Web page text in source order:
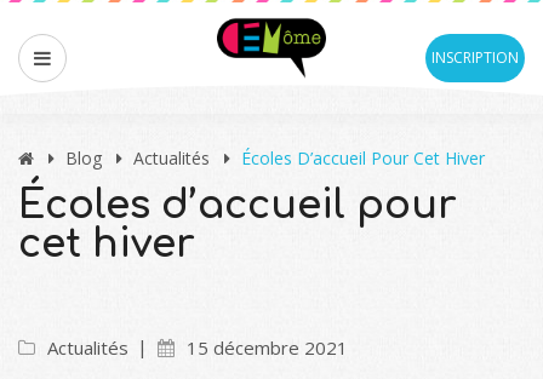
INSCRIPTION
Blog Actualités Écoles D’accueil Pour Cet Hiver
Écoles d’accueil pour
cet hiver
Actualités
15 décembre 2021